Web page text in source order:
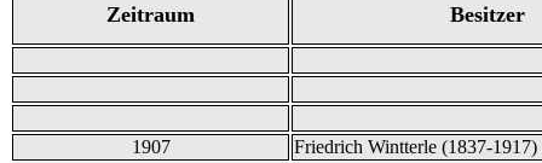
Zeitraum Besitzer
1907
Friedrich Wintterle (1837-1917)